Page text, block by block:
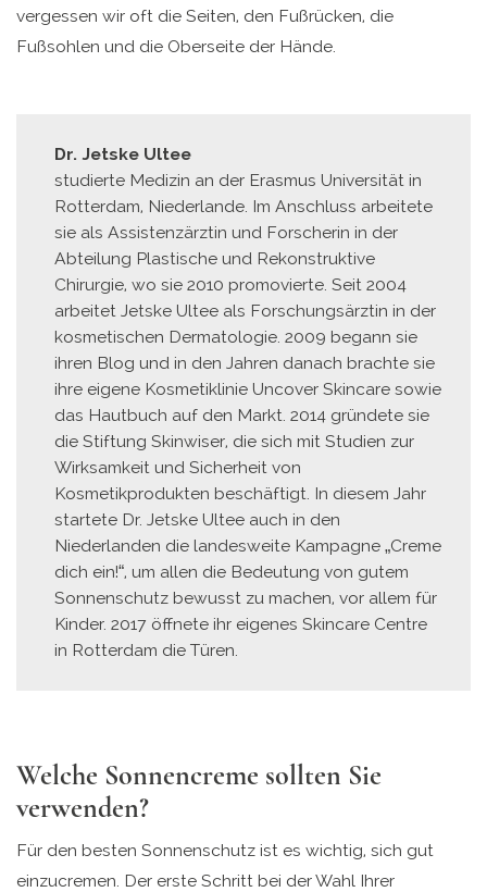
vergessen wir oft die Seiten, den Fußrücken, die
Fußsohlen und die Oberseite der Hände.
Dr. Jetske Ultee
studierte Medizin an der Erasmus Universität in
Rotterdam, Niederlande. Im Anschluss arbeitete
sie als Assistenzärztin und Forscherin in der
Abteilung Plastische und Rekonstruktive
Chirurgie, wo sie 2010 promovierte. Seit 2004
arbeitet Jetske Ultee als Forschungsärztin in der
kosmetischen Dermatologie. 2009 begann sie
ihren Blog und in den Jahren danach brachte sie
ihre eigene Kosmetiklinie Uncover Skincare sowie
das Hautbuch auf den Markt. 2014 gründete sie
die Stiftung Skinwiser, die sich mit Studien zur
Wirksamkeit und Sicherheit von
Kosmetikprodukten beschäftigt. In diesem Jahr
startete Dr. Jetske Ultee auch in den
Niederlanden die landesweite Kampagne „Creme
dich ein!“, um allen die Bedeutung von gutem
Sonnenschutz bewusst zu machen, vor allem für
Kinder. 2017 öffnete ihr eigenes Skincare Centre
in Rotterdam die Türen.
Welche Sonnencreme sollten Sie
verwenden?
Für den besten Sonnenschutz ist es wichtig, sich gut
einzucremen. Der erste Schritt bei der Wahl Ihrer